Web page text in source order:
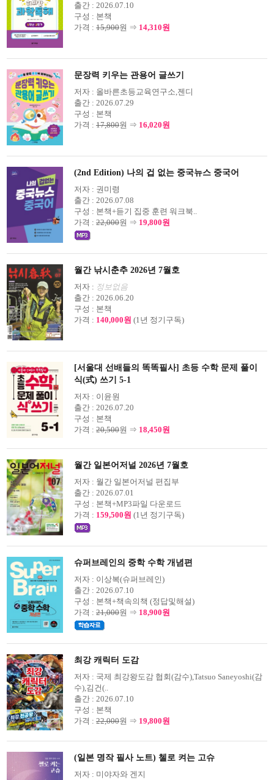
출간 : 2026.07.10
구성 : 본책
가격 : 15,900원 ⇒ 14,310원
문장력 키우는 관용어 글쓰기
저자 : 올바른초등교육연구소,젠디
출간 : 2026.07.29
구성 : 본책
가격 : 17,800원 ⇒ 16,020원
(2nd Edition) 나의 겁 없는 중국뉴스 중국어
저자 : 권미령
출간 : 2026.07.08
구성 : 본책+듣기 집중 훈련 워크북..
가격 : 22,000원 ⇒ 19,800원
월간 낚시춘추 2026년 7월호
저자 : 정보없음
출간 : 2026.06.20
구성 : 본책
가격 : 140,000원 (1년 정기구독)
[서울대 선배들의 똑똑필사] 초등 수학 문제 풀이
식(式) 쓰기 5-1
저자 : 이윤원
출간 : 2026.07.20
구성 : 본책
가격 : 20,500원 ⇒ 18,450원
월간 일본어저널 2026년 7월호
저자 : 월간 일본어저널 편집부
출간 : 2026.07.01
구성 : 본책+MP3파일 다운로드
가격 : 159,500원 (1년 정기구독)
슈퍼브레인의 중학 수학 개념편
저자 : 이상복(슈퍼브레인)
출간 : 2026.07.10
구성 : 본책+책속의책 (정답및해설)
가격 : 21,000원 ⇒ 18,900원
최강 캐릭터 도감
저자 : 국제 최강왕도감 협회(감수),Tatsuo Saneyoshi(감
수),김건(..
출간 : 2026.07.10
구성 : 본책
가격 : 22,000원 ⇒ 19,800원
(일본 명작 필사 노트) 첼로 켜는 고슈
저자 : 미야자와 겐지